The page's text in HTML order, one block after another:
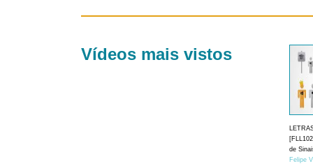
Vídeos mais vistos
de
Felipe